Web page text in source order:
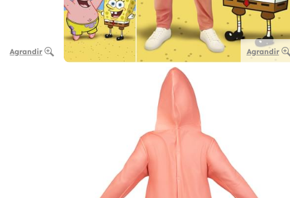
Agrandir Agrandir